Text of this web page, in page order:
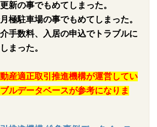
新の事でもめてしまった。
極駐車場の事でもめてしまった。
手数料、入居の申込でトラブルに
まった。
産適正取引推進機構が運営してい
ルデータベースが参考になりま